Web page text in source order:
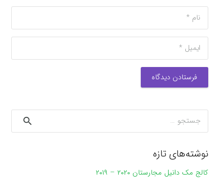
فرستادن دیدگاه
برای:
نوشته‌های تازه
کالج مک دانیل مجارستان ۲۰۲۰ – ۲۰۱۹